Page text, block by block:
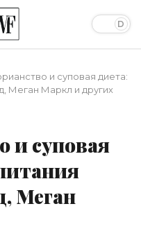
и суповая диета:
Меган Маркл и других
и суповая
Меган